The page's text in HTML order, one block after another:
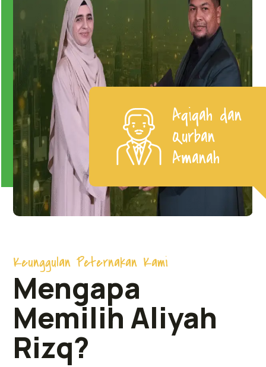
Bayu Santoso
Aqiqah dan
Qurban
Amanah
Keunggulan Peternakan Kami
Mengapa
Memilih Aliyah
Rizq?